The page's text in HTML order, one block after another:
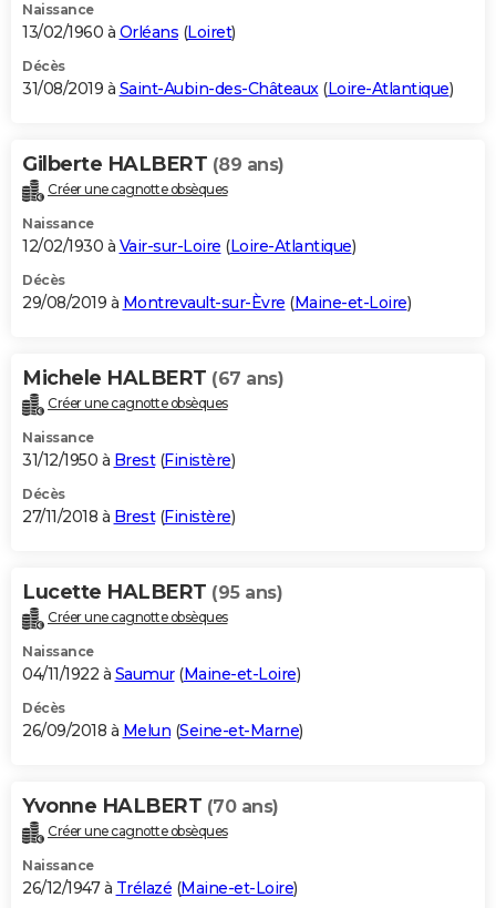
Naissance
13/02/1960 à Orléans (Loiret)
Décès
31/08/2019 à Saint-Aubin-des-Châteaux(Loire-Atlantique)
Gilberte HALBERT (89 ans)
Créer une cagnotte obsèques
Naissance
12/02/1930 à Vair-sur-Loire (Loire-Atlantique)
Décès
29/08/2019 à Montrevault-sur-Èvre (Maine-et-Loire)
Michele HALBERT (67 ans)
Créer une cagnotte obsèques
Naissance
31/12/1950 à Brest(Finistère)
Décès
27/11/2018 à Brest(Finistère)
Lucette HALBERT (95 ans)
Créer une cagnotte obsèques
Naissance
04/11/1922 à Saumur(Maine-et-Loire)
Décès
26/09/2018 à Melun (Seine-et-Marne)
Yvonne HALBERT (70 ans)
Créer une cagnotte obsèques
Naissance
26/12/1947 à Trélazé (Maine-et-Loire)